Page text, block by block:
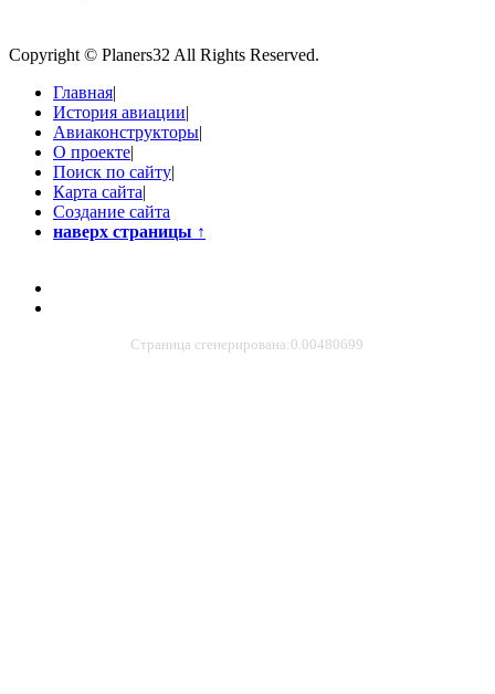
Copyright © Planers32 All Rights Reserved.
Главная|
История авиации|
Авиаконструкторы|
О проекте|
Поиск по сайту|
Карта сайта|
Создание сайта
наверх страницы ↑
Страница сгенерирована:0.00480699